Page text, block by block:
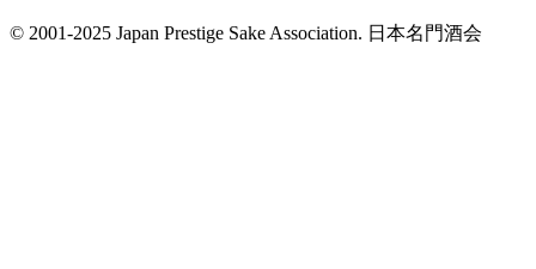
© 2001-2025 Japan Prestige Sake Association. 日本名門酒会